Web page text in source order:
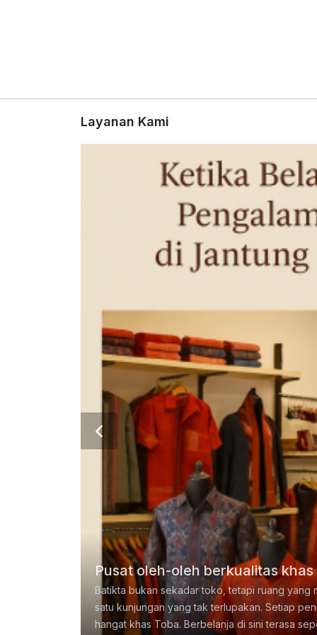
Layanan Kami
Melayani Pesanan Pakaian
Batikta menerima pesanan pembuatan
Menerima pesanan souvenir
Selendang batik corak gorga bisa menjadi
Pusat oleh-oleh berkualitas
Batikta bukan sekadar toko, tetapi ruang yang
satu kunjungan yang tak terlupakan. Setiap
hangat khas Toba. Berbelanja di sini terasa